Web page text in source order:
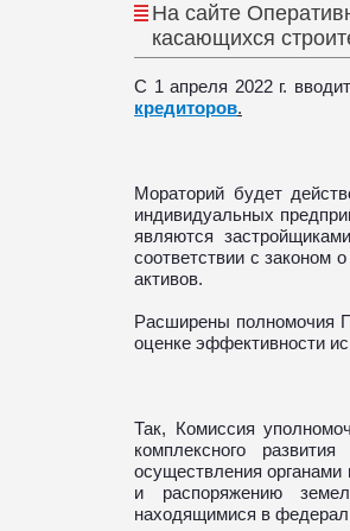
На сайте
касающихся
С 1 апреля 2022 г.
кредиторов.
Мораторий будет
индивидуальных
являются
соответствии с законом
активов.
Расширены полномочия
оценке эффективности
Так, Комиссия
комплексного
осуществления
и распоряжению
находящимися в